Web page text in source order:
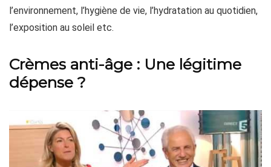
l’environnement, l’hygiène de vie, l’hydratation au quotidien,
l’exposition au soleil etc.
Crèmes anti-âge : Une légitime
dépense ?